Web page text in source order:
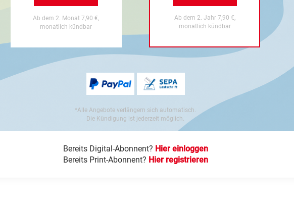
Ab dem 2. Monat 7,90 €,
monatlich kündbar
Ab dem 2. Jahr 7,90 €,
monatlich kündbar
*Alle Angebote verlängern sich automatisch.
Die Kündigung ist jederzeit möglich.
Bereits Digital-Abonnent? Hier einloggen
Bereits Print-Abonnent? Hier registrieren